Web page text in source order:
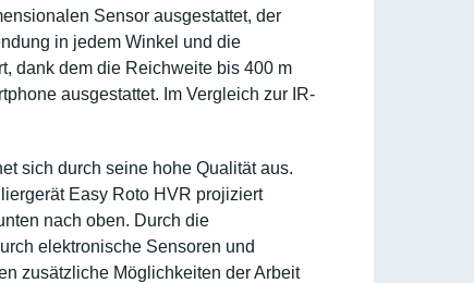
Sensor ausgestattet, der
in jedem Winkel und die
dank dem die Reichweite bis 400 m
ausgestattet. Im Vergleich zur IR-
sich durch seine hohe Qualität aus.
Easy Roto HVR projiziert
nach oben. Durch die
elektronische Sensoren und
zusätzliche Möglichkeiten der Arbeit